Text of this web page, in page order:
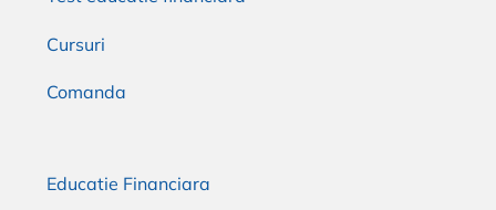
Cursuri
Comanda
Educatie Financiara